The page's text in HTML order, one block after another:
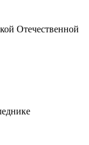
Отечественной